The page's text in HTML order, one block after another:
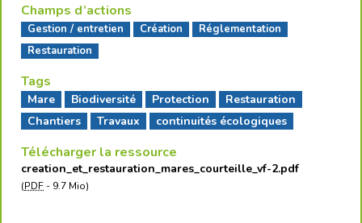
Champs d’actions
Gestion / entretien Création
Réglementation
Restauration
Tags
Mare Biodiversité Protection
Restauration
Chantiers
Travaux continuités écologiques
Télécharger la ressource
creation_et_restauration_mares_courteille_vf-2.pdf
(PDF - 9.7 Mio)